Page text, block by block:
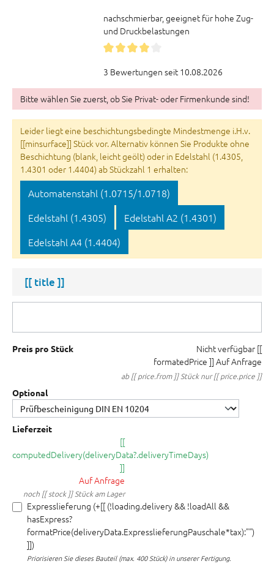
nachschmierbar, geeignet für hohe Zug-
und Druckbelastungen
3 Bewertungen seit 10.08.2026
Bitte wählen Sie zuerst, ob Sie Privat- oder Firmenkunde sind!
Leider liegt eine beschichtungsbedingte Mindestmenge i.H.v.
[[minsurface]] Stück vor. Alternativ können Sie Produkte ohne
Beschichtung (blank, leicht geölt) oder in Edelstahl (1.4305,
1.4301 oder 1.4404) ab Stückzahl 1 erhalten:
Automatenstahl (1.0715/1.0718)
Edelstahl (1.4305)
Edelstahl A2 (1.4301)
Edelstahl A4 (1.4404)
[[ title ]]
Preis pro Stück Nicht verfügbar [[
formatedPrice ]] Auf Anfrage
ab [[ price.from ]] Stück nur [[ price.price ]]
Optional
Lieferzeit
[[
computedDelivery(deliveryData?.deliveryTimeDays)
]]
Auf Anfrage
noch [[ stock ]] Stück am Lager
Expresslieferung (+[[ (!loading.delivery && !loadAll &&
hasExpress?
formatPrice(deliveryData.ExpresslieferungPauschale*tax):"")
]])
Priorisieren Sie dieses Bauteil (max. 400 Stück) in unserer Fertigung.